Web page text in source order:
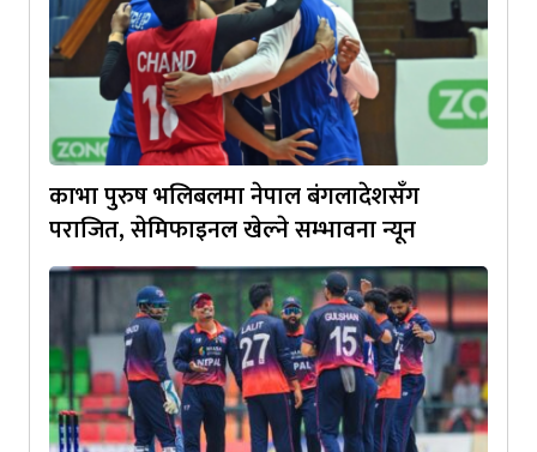
काभा पुरुष भलिबलमा नेपाल बंगलादेशसँग
पराजित, सेमिफाइनल खेल्ने सम्भावना न्यून